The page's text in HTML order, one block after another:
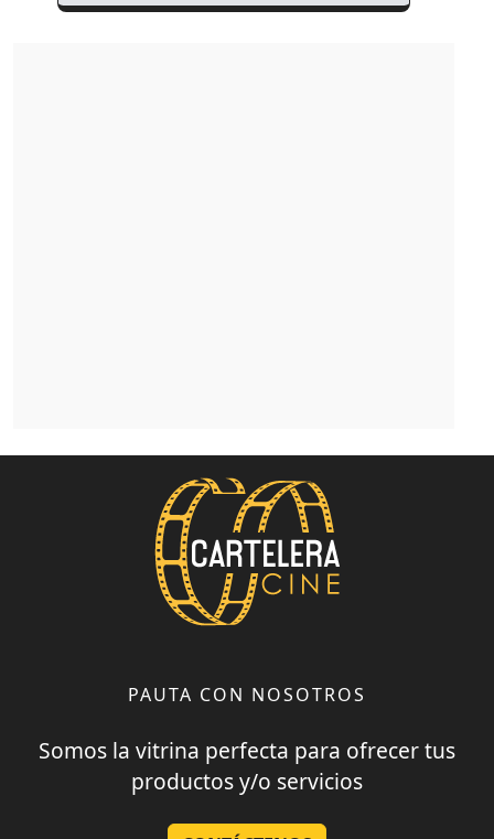
PAUTA CON NOSOTROS
Somos la vitrina perfecta para ofrecer tus
productos y/o servicios